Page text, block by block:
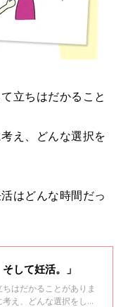
立ちはだかること
え、どんな選択を
はどんな時間だっ
して妊活。」
はだかることがありま
え、どんな選択をした